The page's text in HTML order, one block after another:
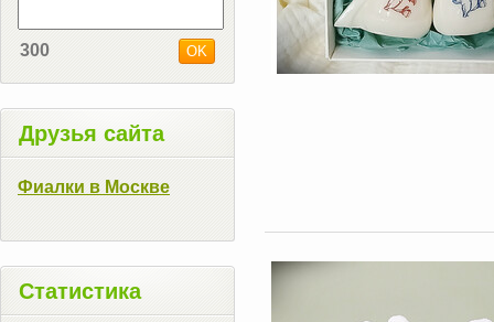
300
Друзья сайта
Фиалки в Москве
Статистика